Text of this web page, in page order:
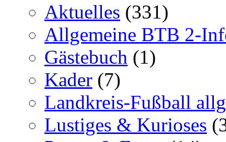
Aktuelles (331)
Allgemeine BTB 2-
Gästebuch (1)
Kader (7)
Landkreis-Fußball
Lustiges & Kurioses